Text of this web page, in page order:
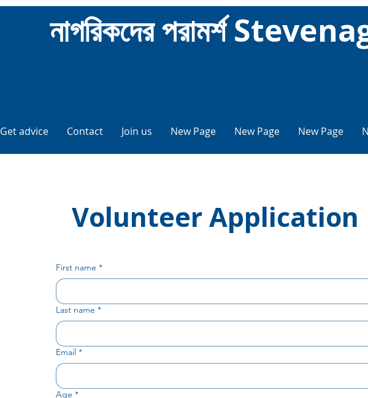
নাগরিকদের পরামর্শ
Get advice Contact Join us New Page New Page New Page
Volunteer Application
First name *
Last name *
Email *
Age *